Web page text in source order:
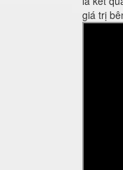
giá trị